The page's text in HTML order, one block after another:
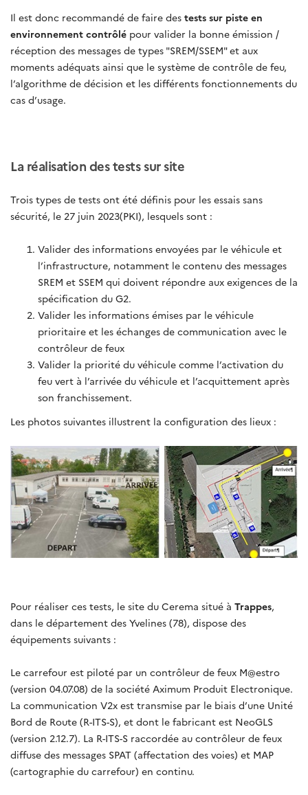
Il est donc recommandé de faire des tests sur piste en
environnement contrôlé pour valider la bonne émission /
réception des messages de types "SREM/SSEM" et aux
moments adéquats ainsi que le système de contrôle de feu,
l’algorithme de décision et les différents fonctionnements du
cas d’usage.
La réalisation des tests sur site
Trois types de tests ont été définis pour les essais sans
sécurité, le 27 juin 2023(PKI), lesquels sont :
Valider des informations envoyées par le véhicule et
l’infrastructure, notamment le contenu des messages
SREM et SSEM qui doivent répondre aux exigences de la
spécification du G2.
Valider les informations émises par le véhicule
prioritaire et les échanges de communication avec le
contrôleur de feux
Valider la priorité du véhicule comme l’activation du
feu vert à l’arrivée du véhicule et l’acquittement après
son franchissement.
Les photos suivantes illustrent la configuration des lieux :
Pour réaliser ces tests, le site du Cerema situé à Trappes,
dans le département des Yvelines (78), dispose des
équipements suivants :
Le carrefour est piloté par un contrôleur de feux M@estro
(version 04.07.08) de la société Aximum Produit Electronique.
La communication V2x est transmise par le biais d’une Unité
Bord de Route (R-ITS-S), et dont le fabricant est NeoGLS
(version 2.12.7). La R-ITS-S raccordée au contrôleur de feux
diffuse des messages SPAT (affectation des voies) et MAP
(cartographie du carrefour) en continu.